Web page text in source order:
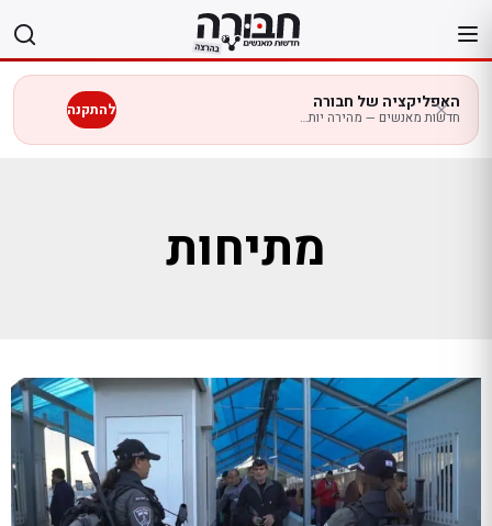
לתוכן
האפליקציה של חבורה
חדשות מאנשים — מהירה יותר בנייד להתקנה
מתיחות